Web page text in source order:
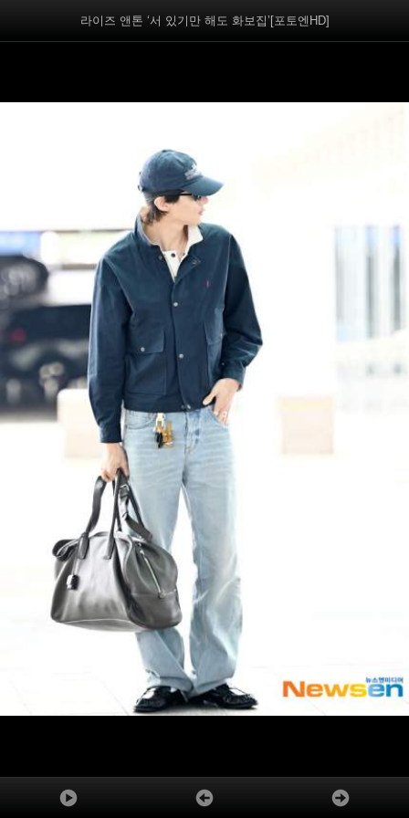
라이즈 앤톤 ‘서 있기만 해도 화보집’[포토엔HD]